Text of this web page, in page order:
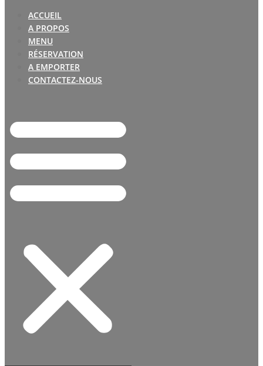
ACCUEIL
A PROPOS
MENU
RÉSERVATION
A EMPORTER
CONTACTEZ-NOUS